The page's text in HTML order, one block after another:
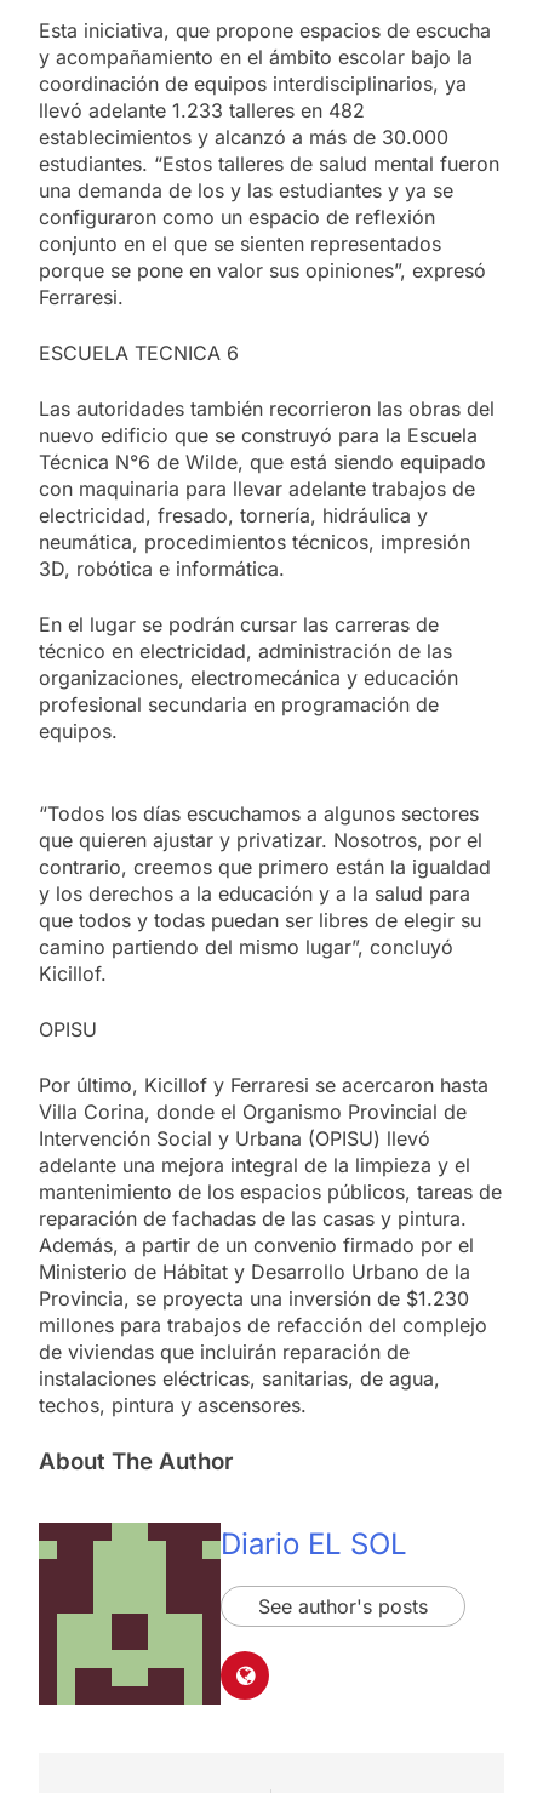
Esta iniciativa, que propone espacios de escucha
y acompañamiento en el ámbito escolar bajo la
coordinación de equipos interdisciplinarios, ya
llevó adelante 1.233 talleres en 482
establecimientos y alcanzó a más de 30.000
estudiantes. “Estos talleres de salud mental fueron
una demanda de los y las estudiantes y ya se
configuraron como un espacio de reflexión
conjunto en el que se sienten representados
porque se pone en valor sus opiniones”, expresó
Ferraresi.
ESCUELA TECNICA 6
Las autoridades también recorrieron las obras del
nuevo edificio que se construyó para la Escuela
Técnica N°6 de Wilde, que está siendo equipado
con maquinaria para llevar adelante trabajos de
electricidad, fresado, tornería, hidráulica y
neumática, procedimientos técnicos, impresión
3D, robótica e informática.
En el lugar se podrán cursar las carreras de
técnico en electricidad, administración de las
organizaciones, electromecánica y educación
profesional secundaria en programación de
equipos.
“Todos los días escuchamos a algunos sectores
que quieren ajustar y privatizar. Nosotros, por el
contrario, creemos que primero están la igualdad
y los derechos a la educación y a la salud para
que todos y todas puedan ser libres de elegir su
camino partiendo del mismo lugar”, concluyó
Kicillof.
OPISU
Por último, Kicillof y Ferraresi se acercaron hasta
Villa Corina, donde el Organismo Provincial de
Intervención Social y Urbana (OPISU) llevó
adelante una mejora integral de la limpieza y el
mantenimiento de los espacios públicos, tareas de
reparación de fachadas de las casas y pintura.
Además, a partir de un convenio firmado por el
Ministerio de Hábitat y Desarrollo Urbano de la
Provincia, se proyecta una inversión de $1.230
millones para trabajos de refacción del complejo
de viviendas que incluirán reparación de
instalaciones eléctricas, sanitarias, de agua,
techos, pintura y ascensores.
About The Author
Diario EL SOL
See author's posts